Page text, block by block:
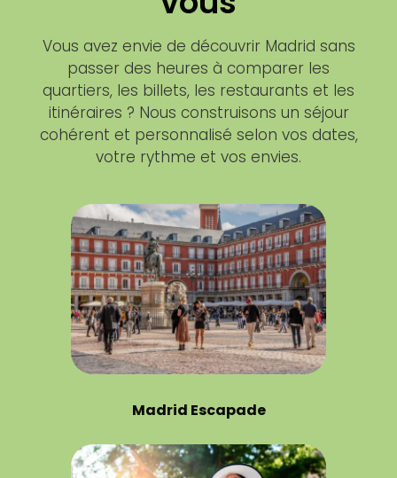
Vous avez envie de découvrir Madrid sans
passer des heures à comparer les
quartiers, les billets, les restaurants et les
itinéraires ? Nous construisons un séjour
cohérent et personnalisé selon vos dates,
votre rythme et vos envies.
Madrid Escapade